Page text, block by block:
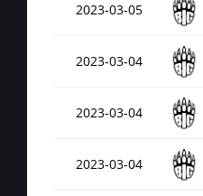
2023-03-05
2023-03-04
2023-03-04
2023-03-04